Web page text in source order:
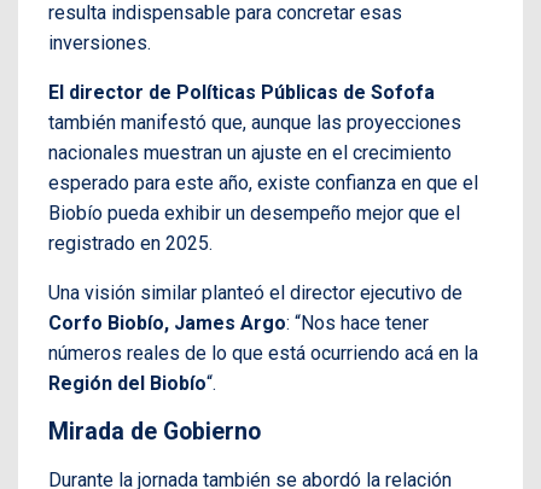
resulta indispensable para concretar esas
inversiones.
El director de Políticas Públicas de Sofofa
también manifestó que, aunque las proyecciones
nacionales muestran un ajuste en el crecimiento
esperado para este año, existe confianza en que el
Biobío pueda exhibir un desempeño mejor que el
registrado en 2025.
Una visión similar planteó el director ejecutivo de
Corfo Biobío, James Argo: “Nos hace tener
números reales de lo que está ocurriendo acá en la
Región del Biobío“.
Mirada de Gobierno
Durante la jornada también se abordó la relación